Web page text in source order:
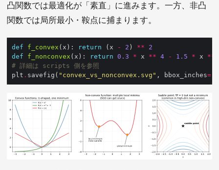
凸関数では最適化が「素直」に進みます。一方、非凸
関数では局所最小・鞍点に捕まります。
def f_convex (x): return (x - 2 ) **
2
def
f_nonconvex (x): return 0.3 * x ** 4 - 1.5 * x **
# 詳細は scripts 側を参照
plt . savefig( "convex_vs_nonconvex.svg" , bbox_inches=